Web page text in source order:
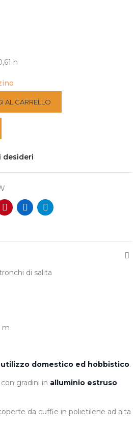
h
AL CARRELLO
desideri
di salita
m
utilizzo domestico ed hobbistico.
gradini in alluminio estruso
da cuffie in polietilene ad alta